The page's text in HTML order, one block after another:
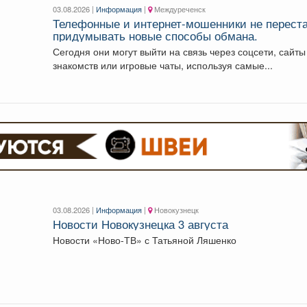
03.08.2026 | Информация | Междуреченск
Телефонные и интернет-мошенники не
придумывать новые способы обмана.
Сегодня они могут выйти на связь через соцсети, сайты
знакомств или игровые чаты, используя самые...
03.08.2026 | Информация | Новокузнецк
Новости Новокузнецка 3 августа
Новости «Ново-ТВ» с Татьяной Ляшенко